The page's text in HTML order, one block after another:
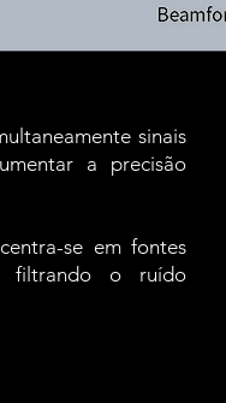
sinais
a precisão
se em fontes
filtrando o ruído